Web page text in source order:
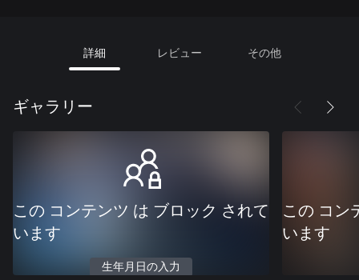
詳細 レビュー その他
ギャラリー
この コンテンツ は ブロック されて
います
生年月日の入力
この コン
います